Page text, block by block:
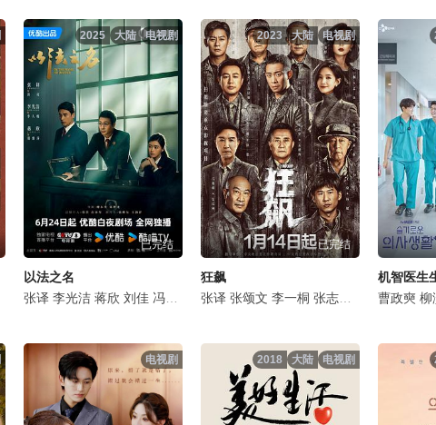
翟子路 王晓晨 扈耀之 王海燕 李泽锋 孙浩 姬他 张国强 王丽坤 石文中 韩沛颖
电视剧
大陆
2025
已完结
以法之名
张译 李光洁 蒋欣 刘佳 冯嘉怡 丁勇岱 杨烁 施京明 王劲松 任重 郝平
电视剧
大陆
2023
已完结
狂飙
张译 张颂文 李一桐 张志坚 吴刚 倪大红
机智医生
曹政奭 柳
电视剧 电视剧
大陆
2018